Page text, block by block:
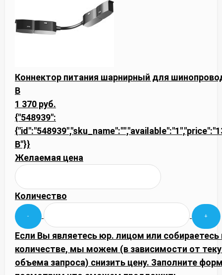
Коннектор питания шарнирный для
B
1 370 руб.
{"548939":
B"}}
Желаемая цена
Количество
Если Вы являетесь юр. лицом или
количестве, мы можем (в зависимости от
объема запроса) снизить цену. Заполните